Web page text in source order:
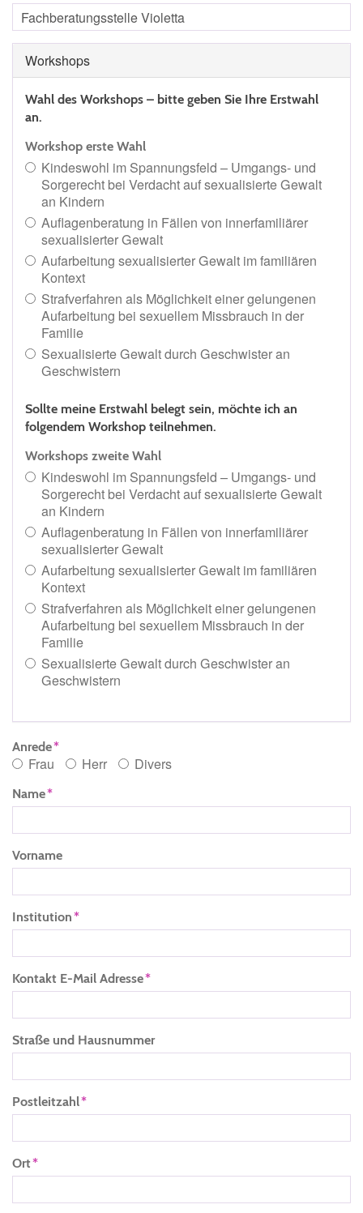
Workshops
Wahl des Workshops – bitte geben Sie Ihre Erstwahl
an.
Workshop erste Wahl
Kindeswohl im Spannungsfeld – Umgangs- und
Sorgerecht bei Verdacht auf sexualisierte Gewalt
an Kindern
Auflagenberatung in Fällen von innerfamiliärer
sexualisierter Gewalt
Aufarbeitung sexualisierter Gewalt im familiären
Kontext
Strafverfahren als Möglichkeit einer gelungenen
Aufarbeitung bei sexuellem Missbrauch in der
Familie
Sexualisierte Gewalt durch Geschwister an
Geschwistern
Sollte meine Erstwahl belegt sein, möchte ich an
folgendem Workshop teilnehmen.
Workshops zweite Wahl
Kindeswohl im Spannungsfeld – Umgangs- und
Sorgerecht bei Verdacht auf sexualisierte Gewalt
an Kindern
Auflagenberatung in Fällen von innerfamiliärer
sexualisierter Gewalt
Aufarbeitung sexualisierter Gewalt im familiären
Kontext
Strafverfahren als Möglichkeit einer gelungenen
Aufarbeitung bei sexuellem Missbrauch in der
Familie
Sexualisierte Gewalt durch Geschwister an
Geschwistern
Anrede
Frau Herr Divers
Name
Vorname
Institution
Kontakt E-Mail Adresse
Straße und Hausnummer
Postleitzahl
Ort